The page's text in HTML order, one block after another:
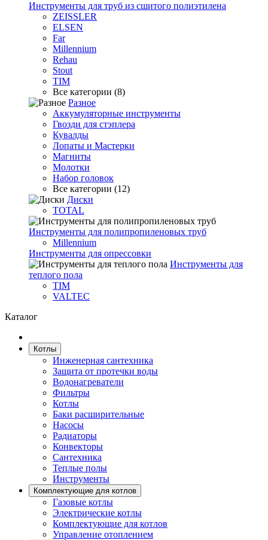
Инструменты для труб из сшитого полиэтилена
ZEISSLER
ELSEN
Far
Millennium
Rehau
Stout
TIM
Все категории (8)
Разное
Аккумуляторные инструменты
Гвозди для стэплера
Кувалды
Лопаты и Мастерки
Магниты
Молотки
Набор головок
Все категории (12)
Диски
TOTAL
Инструменты для полипропиленовых труб
Millennium
Инструменты для опрессовки
Инструменты для
теплого пола
TIM
VALTEC
Каталог
Котлы
Инженерная сантехника
Защита от протечки воды
Водонагреватели
Фильтры
Котлы
Баки расширительные
Насосы
Радиаторы
Конвекторы
Сантехника
Теплые полы
Инструменты
Комплектующие для котлов
Гaзовые котлы
Электрические котлы
Комплектующие для котлов
Управление отоплением